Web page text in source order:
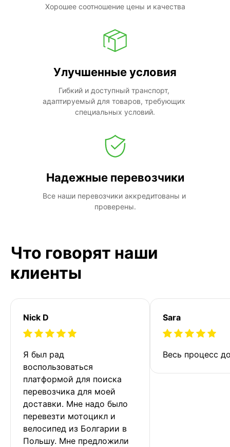
Хорошее соотношение цены и качества
Улучшенные условия
Гибкий и доступный транспорт,
адаптируемый для товаров, требующих
специальных условий.
Надежные перевозчики
Все наши перевозчики аккредитованы и
проверены.
Что говорят наши
клиенты
Nick D
Я был рад
воспользоваться
платформой для поиска
перевозчика для моей
доставки. Мне надо было
перевезти мотоцикл и
велосипед из Болгарии в
Польшу. Мне предложили
Sara
Весь процесс